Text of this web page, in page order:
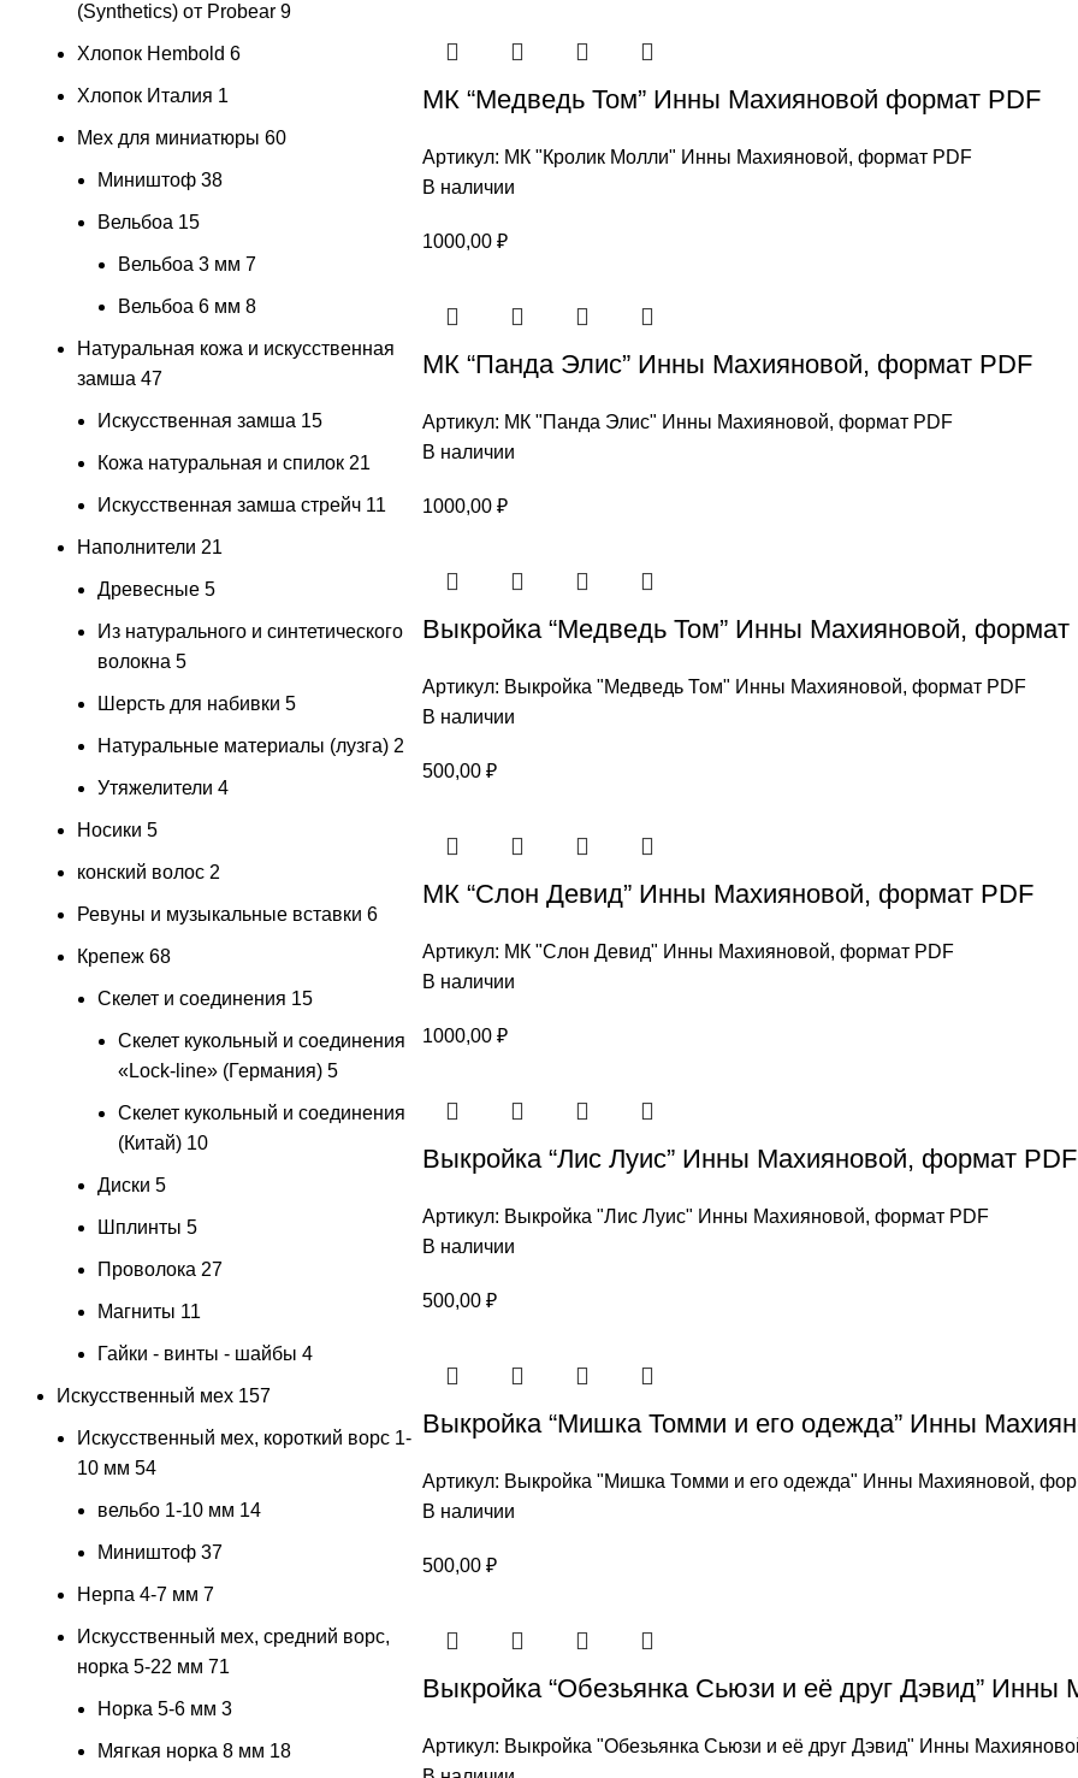
МК “Медведь Том” Инны Махияновой формат PDF
Артикул: МК "Кролик Молли" Инны Махияновой, формат PDF
В наличии
1000,00 ₽
МК “Панда Элис” Инны Махияновой, формат PDF
Артикул: МК "Панда Элис" Инны Махияновой, формат PDF
В наличии
1000,00 ₽
Выкройка “Медведь Том” Инны Махияновой, формат
Артикул: Выкройка "Медведь Том" Инны Махияновой, формат PDF
В наличии
500,00 ₽
МК “Слон Девид” Инны Махияновой, формат PDF
Артикул: МК "Слон Девид" Инны Махияновой, формат PDF
В наличии
1000,00 ₽
Выкройка “Лис Луис” Инны Махияновой, формат PDF
Артикул: Выкройка "Лис Луис" Инны Махияновой, формат PDF
В наличии
500,00 ₽
Выкройка “Мишка Томми и его одежда” Инны
Артикул: Выкройка "Мишка Томми и его одежда" Инны Махияновой,
В наличии
500,00 ₽
Выкройка “Обезьянка Сьюзи и её друг Дэвид”
Артикул: Выкройка "Обезьянка Сьюзи и её друг Дэвид" Инны
(Synthetics) от Probear 9
Хлопок Hembold 6
Хлопок Италия 1
Мех для миниатюры 60
Миништоф 38
Вельбоа 15
Вельбоа 3 мм 7
Вельбоа 6 мм 8
Натуральная кожа и искусственная
замша 47
Искусственная замша 15
Кожа натуральная и спилок 21
Искусственная замша стрейч 11
Наполнители 21
Древесные 5
Из натурального и синтетического
волокна 5
Шерсть для набивки 5
Натуральные материалы (лузга) 2
Утяжелители 4
Носики 5
конский волос 2
Ревуны и музыкальные вставки 6
Крепеж 68
Скелет и соединения 15
Скелет кукольный и соединения
«Lock-line» (Германия) 5
Скелет кукольный и соединения
(Китай) 10
Диски 5
Шплинты 5
Проволока 27
Магниты 11
Гайки - винты - шайбы 4
Искусственный мех 157
Искусственный мех, короткий ворс 1-
10 мм 54
вельбо 1-10 мм 14
Миништоф 37
Нерпа 4-7 мм 7
Искусственный мех, средний ворс,
норка 5-22 мм 71
Норка 5-6 мм 3
Мягкая норка 8 мм 18